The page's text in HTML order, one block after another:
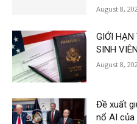
August 8,
GIỚI HẠN
SINH
August 8,
Đề xuất
nổ AI của